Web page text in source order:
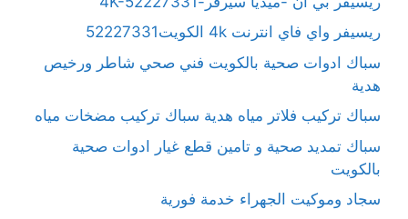
ريسيفر واي فاي انترنت 4k الكويت52227331
سباك ادوات صحية بالكويت فني صحي شاطر ورخيص
هدية
سباك تركيب فلاتر مياه هدية سباك تركيب مضخات مياه
سباك تمديد صحية و تامين قطع غيار ادوات صحية
بالكويت
سجاد وموكيت الجهراء خدمة فورية